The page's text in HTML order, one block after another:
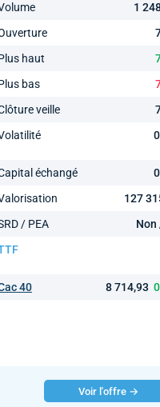
1
haut
bas
veille
échangé
127
/ PEA
Non
40 8 714,93
Voir l'offre →